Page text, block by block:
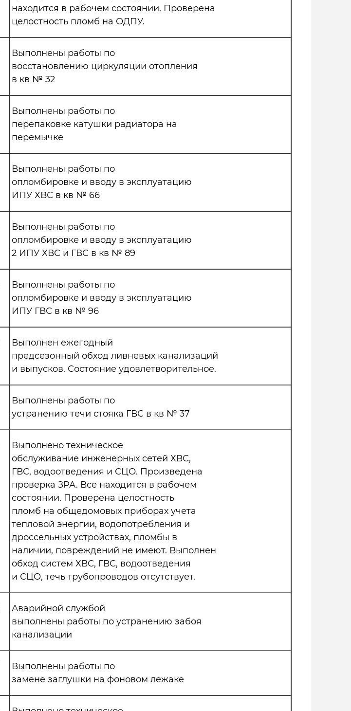
находится в рабочем состоянии. Проверена
целостность пломб на ОДПУ.
Выполнены работы по
восстановлению циркуляции отопления
в кв № 32
Выполнены работы по
перепаковке катушки радиатора на
перемычке
Выполнены работы по
опломбировке и вводу в эксплуатацию
ИПУ ХВС в кв № 66
Выполнены работы по
опломбировке и вводу в эксплуатацию
2 ИПУ ХВС и ГВС в кв № 89
Выполнены работы по
опломбировке и вводу в эксплуатацию
ИПУ ГВС в кв № 96
Выполнен ежегодный
предсезонный обход ливневых канализаций
и выпусков. Состояние удовлетворительное.
Выполнены работы по
устранению течи стояка ГВС в кв № 37
Выполнено техническое
обслуживание инженерных сетей ХВС,
ГВС, водоотведения и СЦО. Произведена
проверка ЗРА. Все находится в рабочем
состоянии. Проверена целостность
пломб на общедомовых приборах учета
тепловой энергии, водопотребления и
дроссельных устройствах, пломбы в
наличии, повреждений не имеют. Выполнен
обход систем ХВС, ГВС, водоотведения
и СЦО, течь трубопроводов отсутствует.
Аварийной службой
выполнены работы по устранению забоя
канализации
Выполнены работы по
замене заглушки на фоновом лежаке